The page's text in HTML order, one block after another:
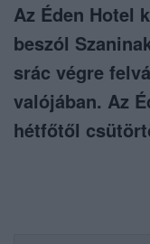
Az Éden Hotel
beszól
srác végre
valójában. Az
hétfőtől